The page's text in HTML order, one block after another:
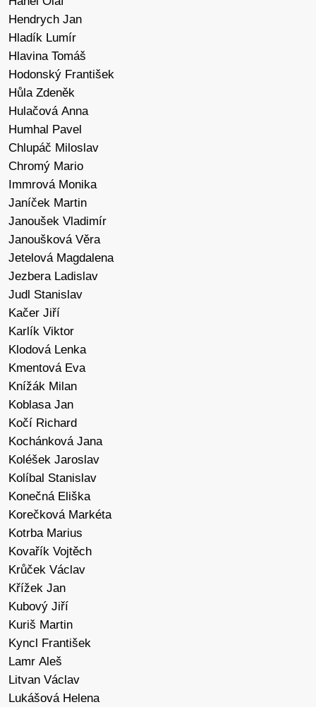
Hendrych Jan
Hladík Lumír
Hlavina Tomáš
Hodonský František
Hůla Zdeněk
Hulačová Anna
Humhal Pavel
Chlupáč Miloslav
Chromý Mario
Immrová Monika
Janíček Martin
Janoušek Vladimír
Janoušková Věra
Jetelová Magdalena
Jezbera Ladislav
Judl Stanislav
Kačer Jiří
Karlík Viktor
Klodová Lenka
Kmentová Eva
Knížák Milan
Koblasa Jan
Kočí Richard
Kochánková Jana
Koléšek Jaroslav
Kolíbal Stanislav
Konečná Eliška
Korečková Markéta
Kotrba Marius
Kovařík Vojtěch
Krůček Václav
Křížek Jan
Kubový Jiří
Kuriš Martin
Kyncl František
Lamr Aleš
Litvan Václav
Lukášová Helena